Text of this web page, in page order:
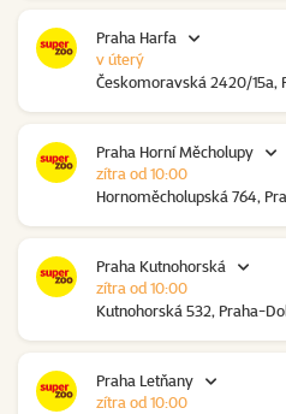
Praha Harfa
Českomoravská 2420/15a,
v úterý
Praha Horní Měcholupy
Hornoměcholupská 764,
zítra od 10:00
Praha Kutnohorská
Kutnohorská 532, Praha-
zítra od 10:00
Praha Letňany
zítra od 10:00